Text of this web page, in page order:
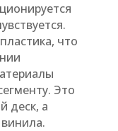
что
Это
деск, а